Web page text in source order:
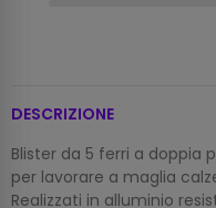
DESCRIZIONE
Blister da 5 ferri a doppia
per lavorare a maglia
Realizzati in alluminio